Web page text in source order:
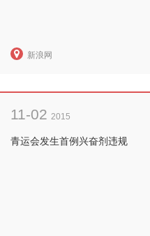
新浪网
11-02 2015
青运会发生首例兴奋剂违规